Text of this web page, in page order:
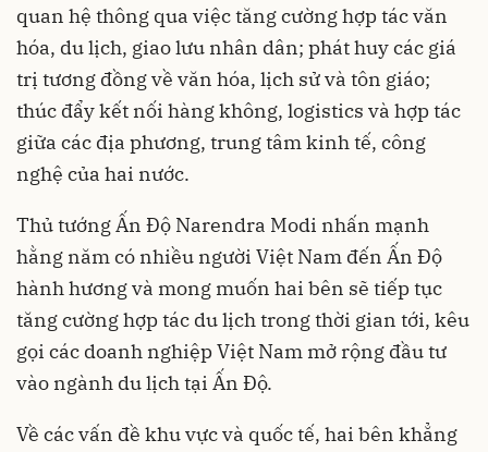
quan hệ thông qua việc tăng cường hợp tác văn
hóa, du lịch, giao lưu nhân dân; phát huy các giá
trị tương đồng về văn hóa, lịch sử và tôn giáo;
thúc đẩy kết nối hàng không, logistics và hợp tác
giữa các địa phương, trung tâm kinh tế, công
nghệ của hai nước.
Thủ tướng Ấn Độ Narendra Modi nhấn mạnh
hằng năm có nhiều người Việt Nam đến Ấn Độ
hành hương và mong muốn hai bên sẽ tiếp tục
tăng cường hợp tác du lịch trong thời gian tới, kêu
gọi các doanh nghiệp Việt Nam mở rộng đầu tư
vào ngành du lịch tại Ấn Độ.
Về các vấn đề khu vực và quốc tế, hai bên khẳng